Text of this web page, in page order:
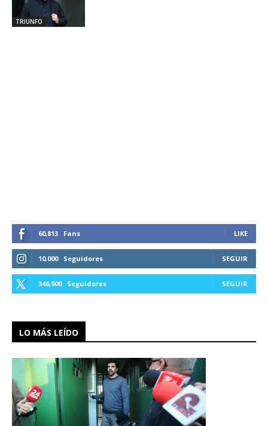
TRIUNFO
60,813 Fans LIKE
10,000 Seguidores SEGUIR
346,900 Seguidores SEGUIR
LO MÁS LEÍDO